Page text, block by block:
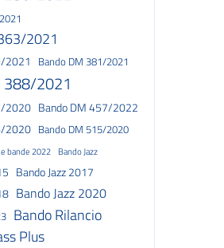
2021
2021 Bando DM 381/2021
388/2021
2020 Bando DM 457/2022
2020 Bando DM 515/2020
bande 2022 Bando Jazz
Bando Jazz 2017
Bando Jazz 2020
Bando Rilancio
Plus